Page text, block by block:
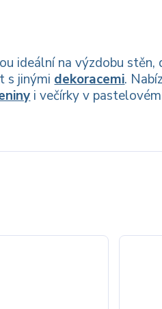
ideální na výzdobu
s jinými dekoracemi.
i večírky v